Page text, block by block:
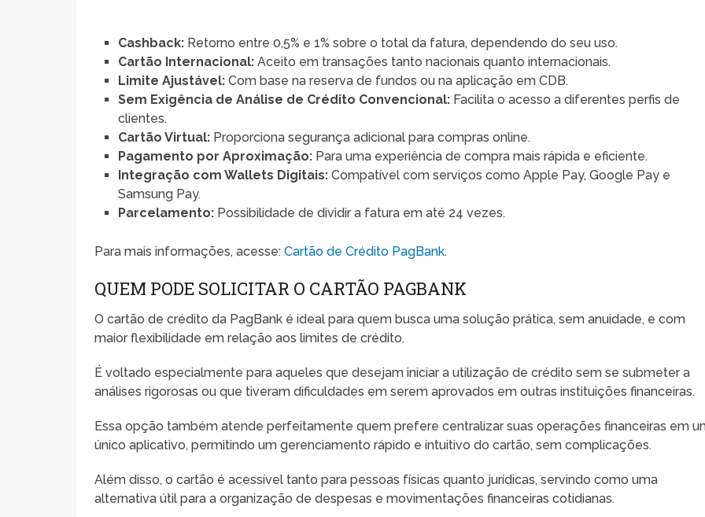
Cashback: Retorno entre 0,5% e 1% sobre o total da fatura, dependendo do seu uso.
Cartão Internacional: Aceito em transações tanto nacionais quanto internacionais.
Limite Ajustável: Com base na reserva de fundos ou na aplicação em CDB.
Sem Exigência de Análise de Crédito Convencional: Facilita o acesso a diferentes perfis de
clientes.
Cartão Virtual: Proporciona segurança adicional para compras online.
Pagamento por Aproximação: Para uma experiência de compra mais rápida e eficiente.
Integração com Wallets Digitais: Compatível com serviços como Apple Pay, Google Pay e
Samsung Pay.
Parcelamento: Possibilidade de dividir a fatura em até 24 vezes.
Para mais informações, acesse:Cartão de Crédito PagBank.
QUEM PODE SOLICITAR O CARTÃO PAGBANK
O cartão de crédito da PagBank é ideal para quem busca uma solução prática, sem anuidade, e com
maior flexibilidade em relação aos limites de crédito.
É voltado especialmente para aqueles que desejam iniciar a utilização de crédito sem se submeter a
análises rigorosas ou que tiveram dificuldades em serem aprovados em outras instituições financeiras.
Essa opção também atende perfeitamente quem prefere centralizar suas operações financeiras em
único aplicativo, permitindo um gerenciamento rápido e intuitivo do cartão, sem complicações.
Além disso, o cartão é acessível tanto para pessoas físicas quanto jurídicas, servindo como uma
alternativa útil para a organização de despesas e movimentações financeiras cotidianas.